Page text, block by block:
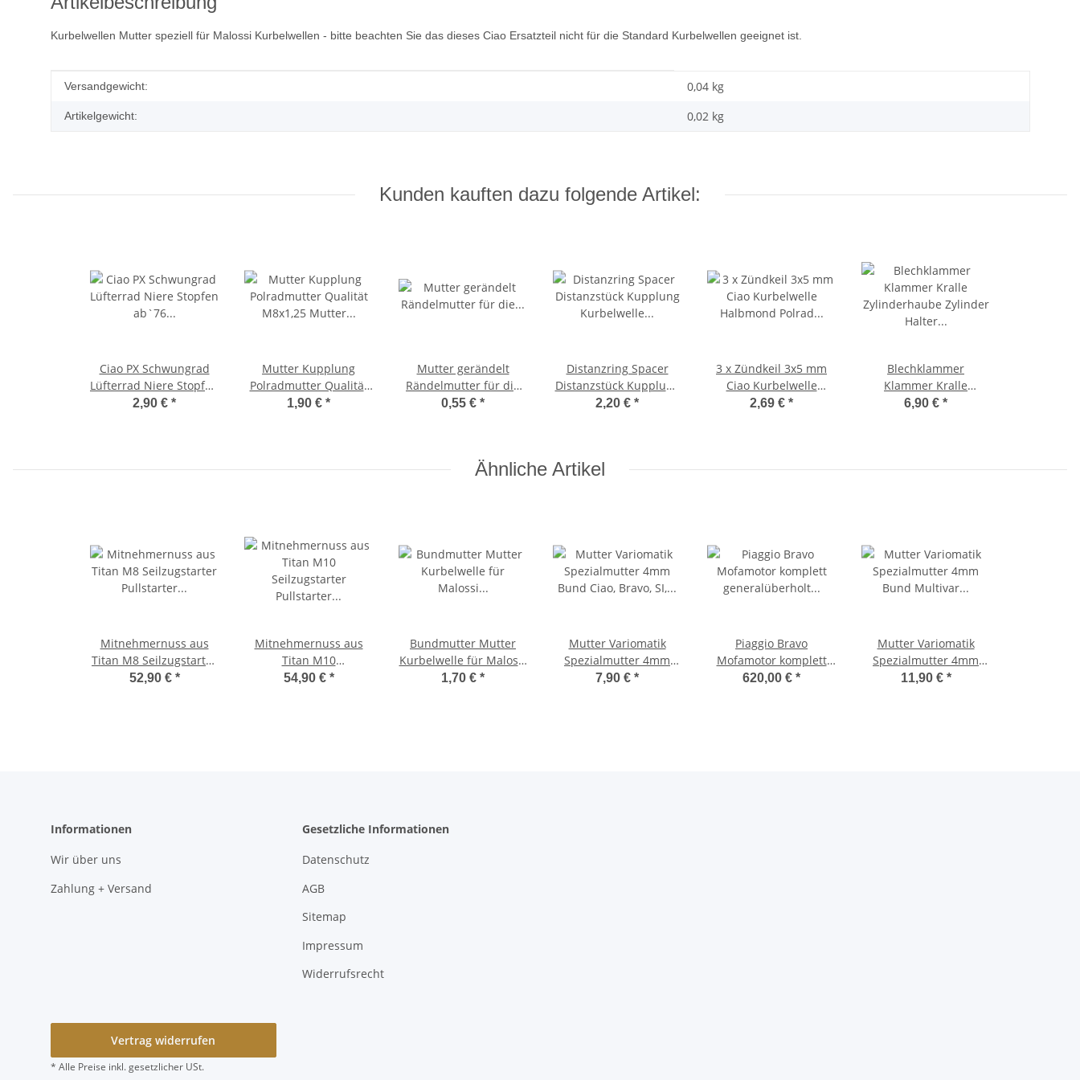
Kurbelwellen Mutter speziell für Malossi Kurbelwellen - bitte beachten Sie das dieses Ciao Ersatzteil nicht für die Standard Kurbelwellen geeignet ist.
Produkteigenschaft
Wert
Versandgewicht: 0,04 kg
Artikelgewicht: 0,02 kg
Kunden kauften dazu folgende Artikel:
Ciao PX Schwungrad
Lüfterrad Niere Stopfen
ab`76 Polrad Gummi
2,90 € *
Mutter Kupplung
Polradmutter Qualität
M8x1,25 Mutter Polrad
1,90 € *
Mutter gerändelt
Rändelmutter für die
Riemenscheibe Ciao
0,55 € *
Distanzring Spacer
Distanzstück Kupplung
Kurbelwelle Bravo SI
2,20 € *
3 x Zündkeil 3x5 mm
Ciao Kurbelwelle
Halbmond Polrad
2,69 € *
Blechklammer
Klammer Kralle
Zylinderhaube Zylinder
6,90 € *
Ähnliche Artikel
Mitnehmernuss aus
Titan M8 Seilzugstarter
Pullstarter Nuss -
52,90 € *
Mitnehmernuss aus
Titan M10
Seilzugstarter
54,90 € *
Bundmutter Mutter
Kurbelwelle für Malossi
Kurbelwellen Ciao
1,70 € *
Mutter Variomatik
Spezialmutter 4mm
Bund Ciao, Bravo, SI,
7,90 € *
Piaggio Bravo
Mofamotor komplett
generalüberholt
620,00 € *
Mutter Variomatik
Spezialmutter 4mm
Bund Multivar
11,90 € *
Informationen
Wir über uns
Zahlung + Versand
Gesetzliche Informationen
Datenschutz
AGB
Sitemap
Impressum
Widerrufsrecht
Vertrag widerrufen
* Alle Preise inkl. gesetzlicher USt.